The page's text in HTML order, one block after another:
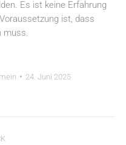
Es ist keine Erfahrung
ist, dass
muss.
24. Juni 2025